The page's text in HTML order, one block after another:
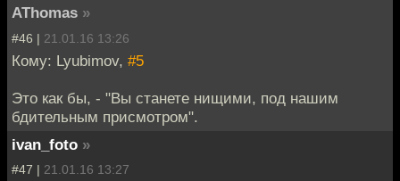
AThomas »
#46 | 21.01.16 13:26
Кому: Lyubimov, #5
Это как бы, - "Вы станете нищими, под нашим
бдительным присмотром".
ivan_foto »
#47 | 21.01.16 13:27